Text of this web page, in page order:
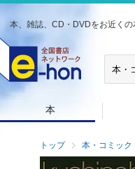
本、雑誌、CD・DVDをお近くの
本
トップ 本・コミック